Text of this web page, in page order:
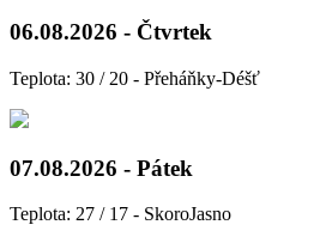
06.08.2026 - Čtvrtek
Teplota: 30 / 20 - Přeháňky-Déšť
07.08.2026 - Pátek
Teplota: 27 / 17 - SkoroJasno